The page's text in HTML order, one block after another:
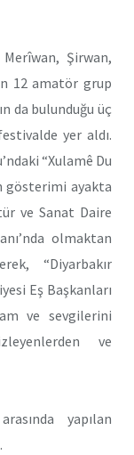
Şirwan,
12 amatör grup
da bulunduğu üç
yer aldı.
“Xulamê Du
gösterimi ayakta
ve Sanat Daire
olmaktan
“Diyarbakır
Eş Başkanları
ve sevgilerini
ve
yapılan